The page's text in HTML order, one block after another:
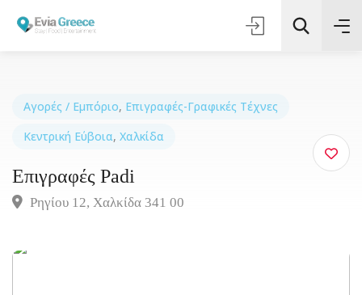
Τοποθεσία
Όλες οι Κατηγορίες
Αγορές / Εμπόριο, Επιγραφές-Γραφικές Τέχνες
Κεντρική Εύβοια, Χαλκίδα
Επιγραφές Padi
Ρηγίου 12, Χαλκίδα 341 00